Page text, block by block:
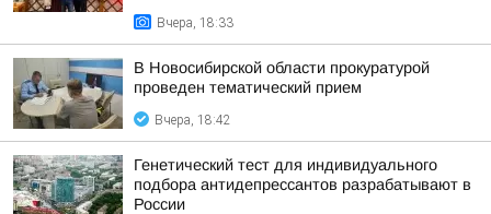
Вчера, 18:33
В Новосибирской области прокуратурой
проведен тематический прием
Вчера, 18:42
Генетический тест для индивидуального
подбора антидепрессантов разрабатывают в
России